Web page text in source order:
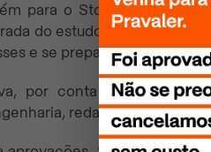
para o Stoodi, uma
do estudo do aluno.
e se preparar para
por conta de seus
redação e reforço